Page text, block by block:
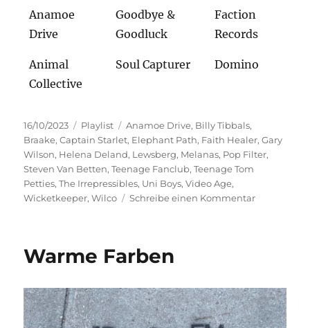
Anamoe
Drive
Goodbye &
Goodluck
Faction
Records
Animal
Collective
Soul Capturer Domino
Veröffentlicht
am
16/10/2023 Kategorien
Playlist Schlagwörter
Anamoe Drive, Billy Tibbals,
Braake,Captain Starlet, Elephant Path, Faith Healer,Gary
Wilson, Helena Deland, Lewsberg, Melanas, Pop Filter,
Steven Van Betten,Teenage Fanclub,Teenage Tom
Petties,The Irrepressibles, Uni Boys,Video Age,
Wicketkeeper,Wilco Schreibe einen Kommentarzu
Warme Farben